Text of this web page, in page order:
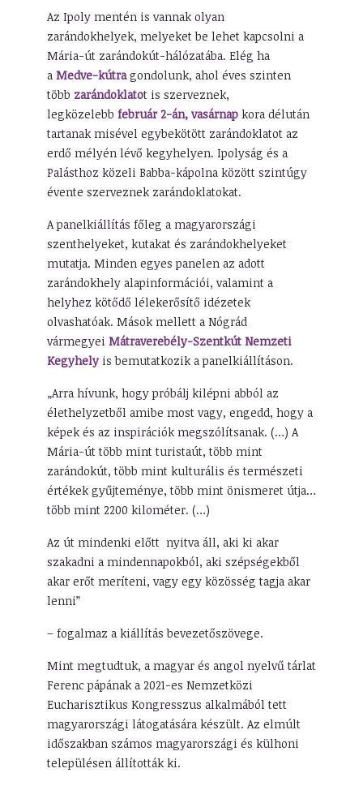
Az Ipoly mentén is vannak olyan
zarándokhelyek, melyeket be lehet kapcsolni a
Mária-út zarándokút-hálózatába. Elég ha
a Medve-kútra gondolunk, ahol éves szinten
több zarándoklatot is szerveznek,
legközelebb február 2-án, vasárnap kora délután
tartanak misével egybekötött zarándoklatot az
erdő mélyén lévő kegyhelyen. Ipolyság és a
Palásthoz közeli Babba-kápolna között szintúgy
évente szerveznek zarándoklatokat.
A panelkiállítás főleg a magyarországi
szenthelyeket, kutakat és zarándokhelyeket
mutatja. Minden egyes panelen az adott
zarándokhely alapinformációi, valamint a
helyhez kötődő lélekerősítő idézetek
olvashatóak. Mások mellett a Nógrád
vármegyei Mátraverebély-Szentkút Nemzeti
Kegyhely is bemutatkozik a panelkiállításon.
„Arra hívunk, hogy próbálj kilépni abból az
élethelyzetből amibe most vagy, engedd, hogy a
képek és az inspirációk megszólítsanak. (…) A
Mária-út több mint turistaút, több mint
zarándokút, több mint kulturális és természeti
értékek gyűjteménye, több mint önismeret útja…
több mint 2200 kilométer. (…)
Az út mindenki előtt nyitva áll, aki ki akar
szakadni a mindennapokból, aki szépségekből
akar erőt meríteni, vagy egy közösség tagja akar
lenni”
– fogalmaz a kiállítás bevezetőszövege.
Mint megtudtuk, a magyar és angol nyelvű tárlat
Ferenc pápának a 2021-es Nemzetközi
Eucharisztikus Kongresszus alkalmából tett
magyarországi látogatására készült. Az elmúlt
időszakban számos magyarországi és külhoni
településen állították ki.